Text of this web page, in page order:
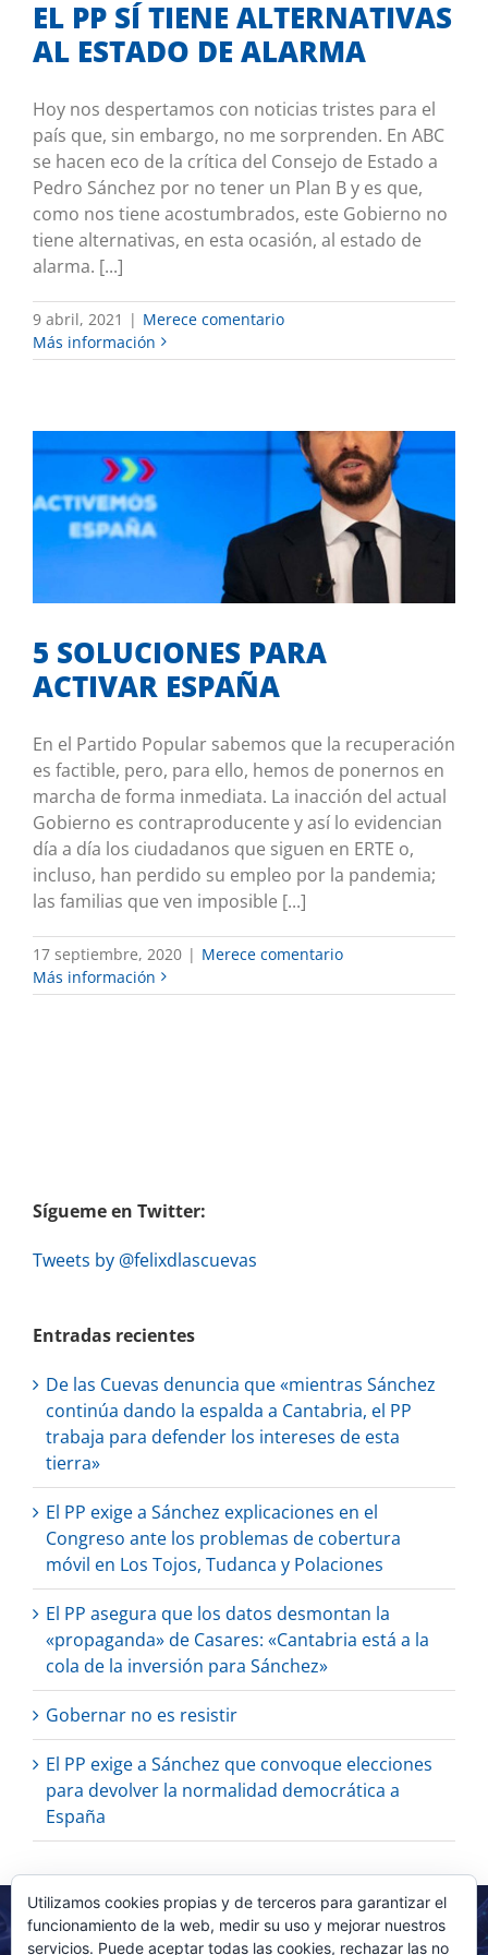
EL PP SÍ TIENE ALTERNATIVAS
AL ESTADO DE ALARMA
Hoy nos despertamos con noticias tristes para el
país que, sin embargo, no me sorprenden. En ABC
se hacen eco de la crítica del Consejo de Estado a
Pedro Sánchez por no tener un Plan B y es que,
como nos tiene acostumbrados, este Gobierno no
tiene alternativas, en esta ocasión, al estado de
alarma. [...]
9 abril, 2021 | Merece comentario
Más información
5 SOLUCIONES PARA ACTIVAR ESPAÑA
Merece comentario
5 SOLUCIONES PARA
ACTIVAR ESPAÑA
En el Partido Popular sabemos que la recuperación
es factible, pero, para ello, hemos de ponernos en
marcha de forma inmediata. La inacción del actual
Gobierno es contraproducente y así lo evidencian
día a día los ciudadanos que siguen en ERTE o,
incluso, han perdido su empleo por la pandemia;
las familias que ven imposible [...]
17 septiembre, 2020 | Merece comentario
Más información
Sígueme en Twitter:
Tweets by @felixdlascuevas
Entradas recientes
De las Cuevas denuncia que «mientras Sánchez
continúa dando la espalda a Cantabria, el PP
trabaja para defender los intereses de esta
tierra»
El PP exige a Sánchez explicaciones en el
Congreso ante los problemas de cobertura
móvil en Los Tojos, Tudanca y Polaciones
El PP asegura que los datos desmontan la
«propaganda» de Casares: «Cantabria está a la
cola de la inversión para Sánchez»
Gobernar no es resistir
El PP exige a Sánchez que convoque elecciones
para devolver la normalidad democrática a
España
Utilizamos cookies propias y de terceros para garantizar el
funcionamiento de la web, medir su uso y mejorar nuestros
servicios. Puede aceptar todas las cookies, rechazar las no